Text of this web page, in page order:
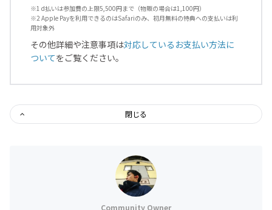
※1 d払いは参加費の上限5,500円まで（物販の場合は1,100円）
※2 Apple Payを利用できるのはSafariのみ、初月無料の特典への支払いは利
用対象外
その他詳細や注意事項は対応しているお支払い方法に
ついてをご覧ください。
閉じる